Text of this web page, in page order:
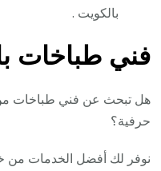
بالكويت .
فني طباخات
هل تبحث عن فني طباخات
حرفية؟
نوفر لك أفضل الخدمات من